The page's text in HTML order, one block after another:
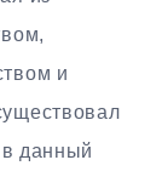
и
в данный